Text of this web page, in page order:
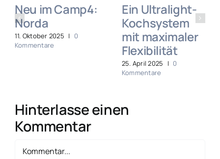
Neu im Camp4:
Norda
11. Oktober 2025 | 0
Kommentare
Ein Ultralight-
Kochsystem
mit maximaler
Flexibilität
25. April 2025 | 0
Kommentare
Hinterlasse einen
Kommentar